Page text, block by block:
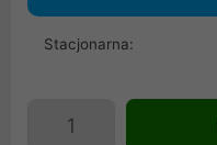
Stacjonarna: